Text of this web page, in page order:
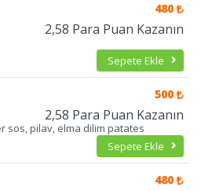
480
2,58 Para Puan Kazanın
Sepete Ekle
500
2,58 Para Puan Kazanın
sos, pilav, elma dilim patates
Sepete Ekle
480